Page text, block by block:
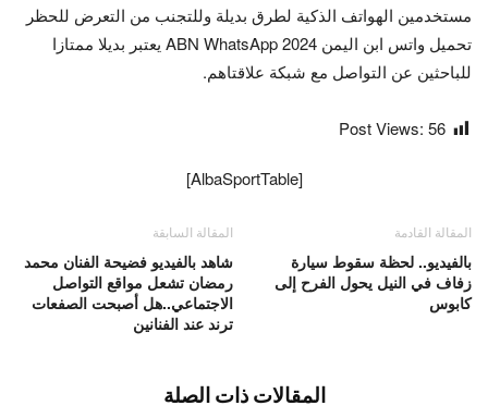
مستخدمين الهواتف الذكية لطرق بديلة وللتجنب من التعرض للحظر
تحميل واتس ابن اليمن ABN WhatsApp 2024 يعتبر بديلا ممتازا
للباحثين عن التواصل مع شبكة علاقتاهم.
Post Views: 56
[AlbaSportTable]
المقالة السابقة
شاهد بالفيديو فضيحة الفنان محمد
رمضان تشعل مواقع التواصل
الاجتماعي..هل أصبحت الصفعات
ترند عند الفنانين
المقالة القادمة
بالفيديو.. لحظة سقوط سيارة
زفاف في النيل يحول الفرح إلى
كابوس
المقالات ذات الصلة